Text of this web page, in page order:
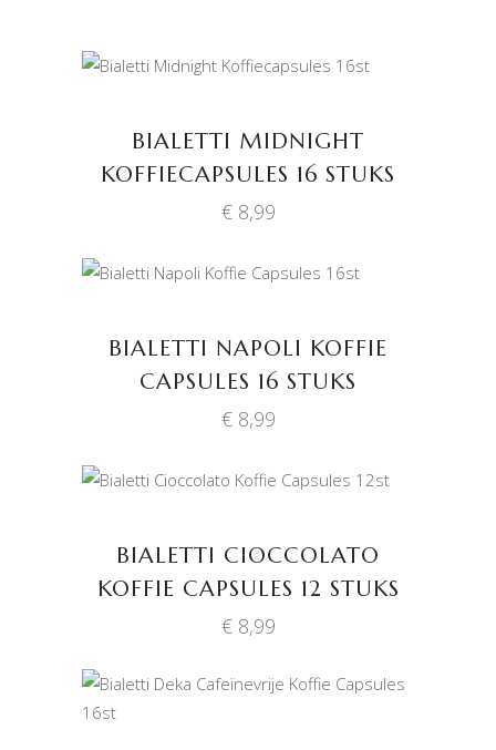
BIALETTI MIDNIGHT
KOFFIECAPSULES 16 STUKS
€8,99
BIALETTI NAPOLI KOFFIE
CAPSULES 16 STUKS
€8,99
BIALETTI CIOCCOLATO
KOFFIE CAPSULES 12 STUKS
€8,99